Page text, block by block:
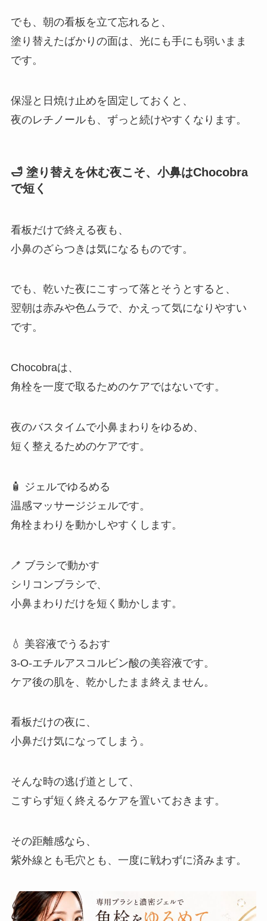
でも、朝の看板を立て忘れると、
塗り替えたばかりの面は、光にも手にも弱いまま
です。
保湿と日焼け止めを固定しておくと、
夜のレチノールも、ずっと続けやすくなります。
🛁 塗り替えを休む夜こそ、小鼻はChocobra
で短く
看板だけで終える夜も、
小鼻のざらつきは気になるものです。
でも、乾いた夜にこすって落とそうとすると、
翌朝は赤みや色ムラで、かえって気になりやすい
です。
Chocobraは、
角栓を一度で取るためのケアではないです。
夜のバスタイムで小鼻まわりをゆるめ、
短く整えるためのケアです。
🧴 ジェルでゆるめる
温感マッサージジェルです。
角栓まわりを動かしやすくします。
🪥 ブラシで動かす
シリコンブラシで、
小鼻まわりだけを短く動かします。
💧 美容液でうるおす
3-O-エチルアスコルビン酸の美容液です。
ケア後の肌を、乾かしたまま終えません。
看板だけの夜に、
小鼻だけ気になってしまう。
そんな時の逃げ道として、
こすらず短く終えるケアを置いておきます。
その距離感なら、
紫外線とも毛穴とも、一度に戦わずに済みます。